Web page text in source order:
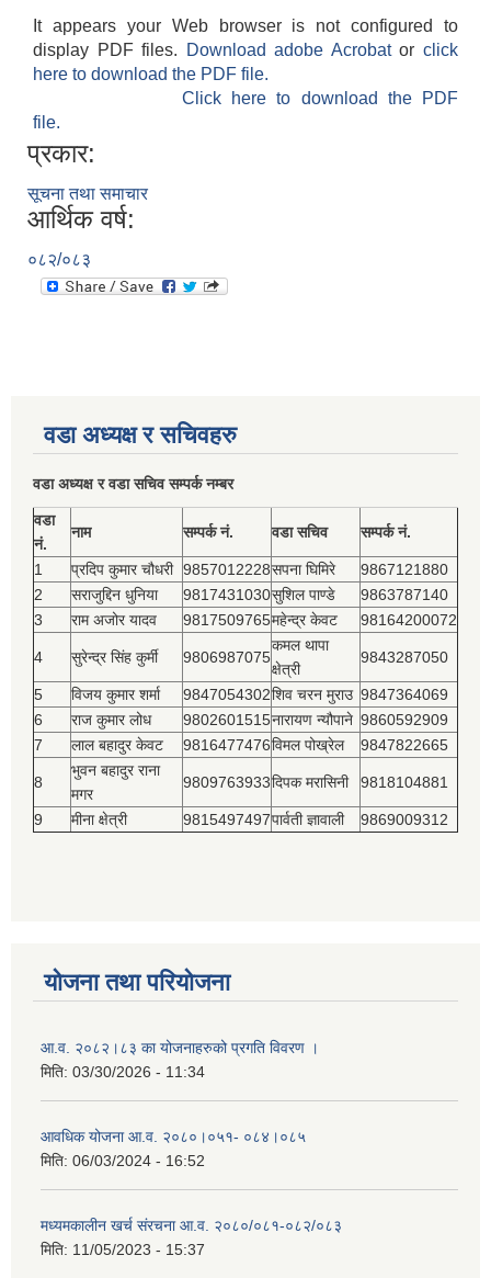
It appears your Web browser is not configured to
display PDF files.
Download adobe Acrobatorclick
here to download the PDF file.
Click here to download the PDF
file.
प्रकार:
सूचना तथा समाचार
आर्थिक वर्ष:
०८२/०८३
वडा अध्यक्ष र सचिवहरु
वडा अध्यक्ष र वडा सचिव सम्पर्क नम्बर
वडा
नं.
नाम सम्पर्क नं. वडा सचिव सम्पर्क नं.
1 प्रदिप कुमार चौधरी 9857012228सपना घिमिरे
9867121880
2
सराजुद्दिन धुनिया 9817431030सुशिल पाण्डे
9863787140
3
राम अजोर यादव 9817509765महेन्द्र केवट 98164200072
4 सुरेन्द्र सिंह कुर्मी 9806987075
कमल थापा
क्षेत्री
9843287050
5 विजय कुमार शर्मा 9847054302शिव चरन मुराउ 9847364069
6
राज कुमार लोध 9802601515नारायण न्यौपाने 9860592909
7
लाल बहादुर केवट 9816477476विमल पोख्रेल 9847822665
8
भुवन बहादुर राना
मगर
9809763933दिपक मरासिनी 9818104881
9 मीना क्षेत्री 9815497497पार्वती ज्ञावाली 9869009312
योजना तथा परियोजना
आ.व. २०८२।८३ का योजनाहरुको प्रगति विवरण ।
मिति: 03/30/2026 - 11:34
आवधिक योजना आ.व. २०८०।०५१- ०८४।०८५
मिति: 06/03/2024 - 16:52
मध्यमकालीन खर्च संरचना आ.व. २०८०/०८१-०८२/०८३
मिति: 11/05/2023 - 15:37